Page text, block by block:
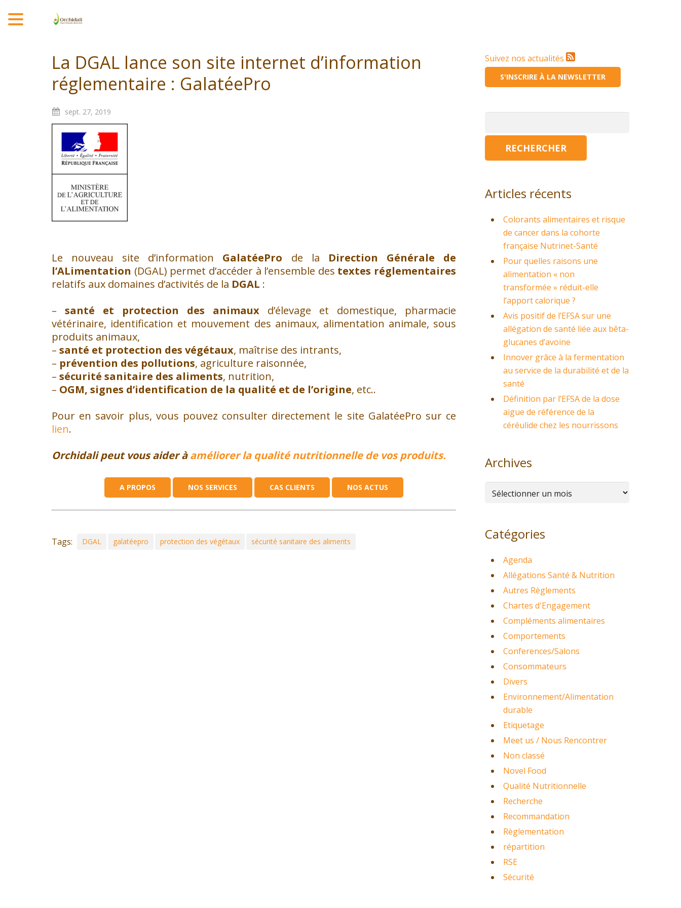
La DGAL lance son site internet d’information
réglementaire : GalatéePro
sept. 27, 2019
Le nouveau site d’information GalatéePro de la Direction Générale de
l’ALimentation (DGAL) permet d’accéder à l’ensemble des textes réglementaires
relatifs aux domaines d’activités de la DGAL :
– santé et protection des animaux d’élevage et domestique, pharmacie
vétérinaire, identification et mouvement des animaux, alimentation animale, sous
produits animaux,
– santé et protection des végétaux, maîtrise des intrants,
– prévention des pollutions, agriculture raisonnée,
– sécurité sanitaire des aliments, nutrition,
– OGM, signes d’identification de la qualité et de l’origine, etc..
Pour en savoir plus, vous pouvez consulter directement le site GalatéePro sur ce
lien.
Orchidali peut vous aider àaméliorer la qualité nutritionnelle de vos produits.
A PROPOS NOS SERVICES CAS CLIENTS NOS ACTUS
Tags: DGAL galatéepro protection des végétaux sécurité sanitaire des aliments
Suivez nos actualités
S'INSCRIRE À LA NEWSLETTER
Articles récents
Colorants alimentaires et risque
de cancer dans la cohorte
française Nutrinet-Santé
Pour quelles raisons une
alimentation « non
transformée » réduit-elle
l’apport calorique ?
Avis positif de l’EFSA sur une
allégation de santé liée aux bêta-
glucanes d’avoine
Innover grâce à la fermentation
au service de la durabilité et de la
santé
Définition par l’EFSA de la dose
aigue de référence de la
céréulide chez les nourrissons
Archives
Archives
Catégories
Agenda
Allégations Santé & Nutrition
Autres Règlements
Chartes d'Engagement
Compléments alimentaires
Comportements
Conferences/Salons
Consommateurs
Divers
Environnement/Alimentation
durable
Etiquetage
Meet us / Nous Rencontrer
Non classé
Novel Food
Qualité Nutritionnelle
Recherche
Recommandation
Règlementation
répartition
RSE
Sécurité